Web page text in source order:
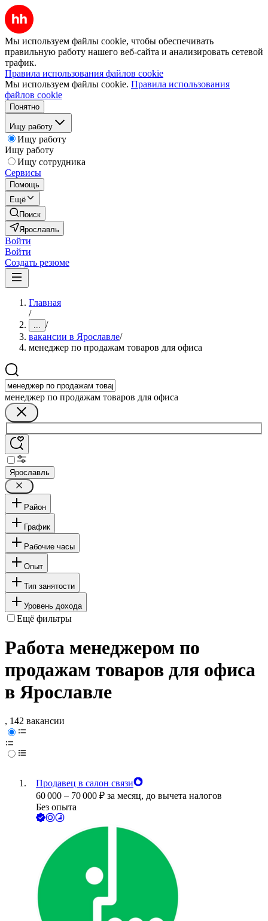
Мы используем файлы cookie, чтобы обеспечивать
правильную работу нашего веб-сайта и анализировать сетевой
трафик.
Правила использования файлов cookie
Мы используем файлы cookie. Правила использования
файлов cookie
Понятно
Ищу работу
Ищу работу
Ищу работу
Ищу сотрудника
Сервисы
Помощь
Ещё
Поиск
Ярославль
Войти
Войти
Создать резюме
Главная
/
... /
вакансии в Ярославле/
менеджер по продажам товаров для офиса
менеджер по продажам товаров для офиса
Ярославль
Район
График
Рабочие часы
Опыт
Тип занятости
Уровень дохода
Ещё фильтры
Работа менеджером по
продажам товаров для офиса
в Ярославле
, 142 вакансии
Продавец в салон связи
60 000 – 70 000 ₽ за месяц, до вычета налогов
Без опыта